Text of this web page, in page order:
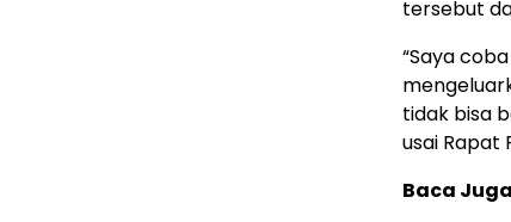
tersebut
“Saya
tidak bisa
usai Rapat
Baca